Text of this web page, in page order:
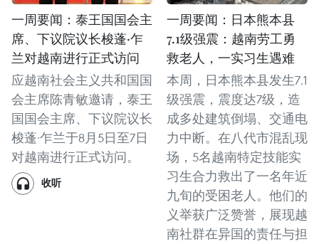
一周要闻：泰王国国会主
席、下议院议长梭蓬·乍
兰对越南进行正式访问
应越南社会主义共和国国
会主席陈青敏邀请，泰王
国国会主席、下议院议长
梭蓬·乍兰于8月5日至7日
对越南进行正式访问。
收听
一周要闻：日本熊本县
7.1级强震：越南劳工勇
救老人，一实习生遇难
本周，日本熊本县发生7.1
级强震，震度达7级，造
成多处建筑倒塌、交通电
力中断。在八代市混乱现
场，5名越南特定技能实
习生合力救出了一名年近
九旬的受困老人。他们的
义举获广泛赞誉，展现越
南社群在异国的责任与担